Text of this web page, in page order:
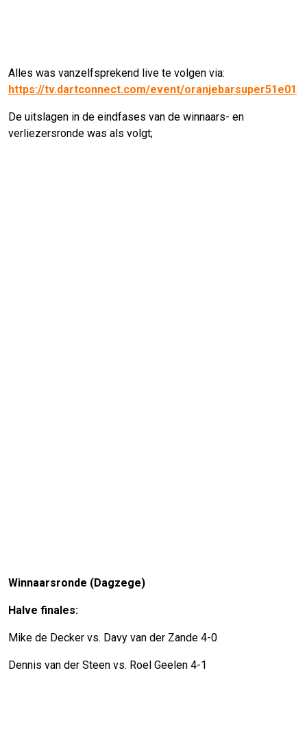
Alles was vanzelfsprekend live te volgen via:
https://tv.dartconnect.com/event/oranjebarsuper51e01
De uitslagen in de eindfases van de winnaars- en
verliezersronde was als volgt;
Winnaarsronde (Dagzege)
Halve finales:
Mike de Decker vs. Davy van der Zande 4-0
Dennis van der Steen vs. Roel Geelen 4-1